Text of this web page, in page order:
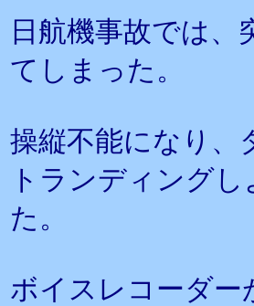
日航機事故では
てしまった。
操縦不能になり、
トランディング
た。
ボイスレコーダー